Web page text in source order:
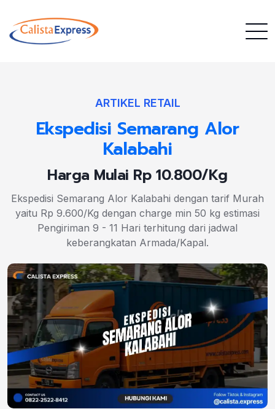
ARTIKEL RETAIL
Ekspedisi Semarang Alor
Kalabahi
Harga Mulai Rp 10.800/Kg
Ekspedisi Semarang Alor Kalabahi dengan tarif Murah
yaitu Rp 9.600/Kg dengan charge min 50 kg estimasi
Pengiriman 9 - 11 Hari terhitung dari jadwal
keberangkatan Armada/Kapal.